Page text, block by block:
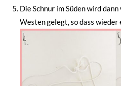
Die Schnur im Süden wird
Westen gelegt, so dass wieder